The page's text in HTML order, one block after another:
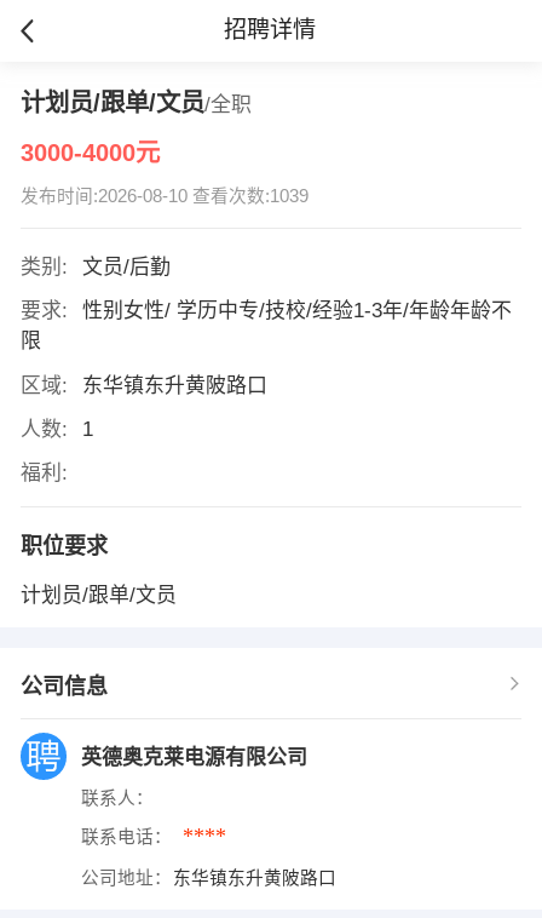
招聘详情
计划员/跟单/文员/全职
3000-4000元
发布时间:2026-08-10 查看次数:1039
类别:
文员/后勤
要求:
性别女性/ 学历中专/技校/经验1-3年/年龄年龄不
限
区域:
东华镇东升黄陂路口
人数:
1
福利:
职位要求
计划员/跟单/文员
公司信息
英德奥克莱电源有限公司
联系人：
联系电话： ****
公司地址： 东华镇东升黄陂路口